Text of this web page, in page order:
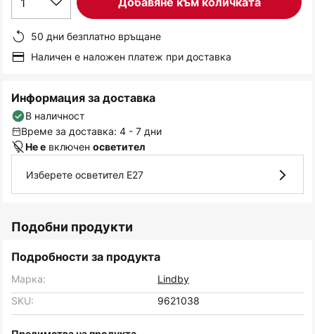
50 дни безплатно връщане
Наличен е наложен платеж при доставка
Информация за доставка
В наличност
Време за доставка: 4 - 7 дни
Не е включен осветител
Изберете осветител E27
Подобни продукти
Подробности за продукта
Марка:
Lindby
SKU:
9621038